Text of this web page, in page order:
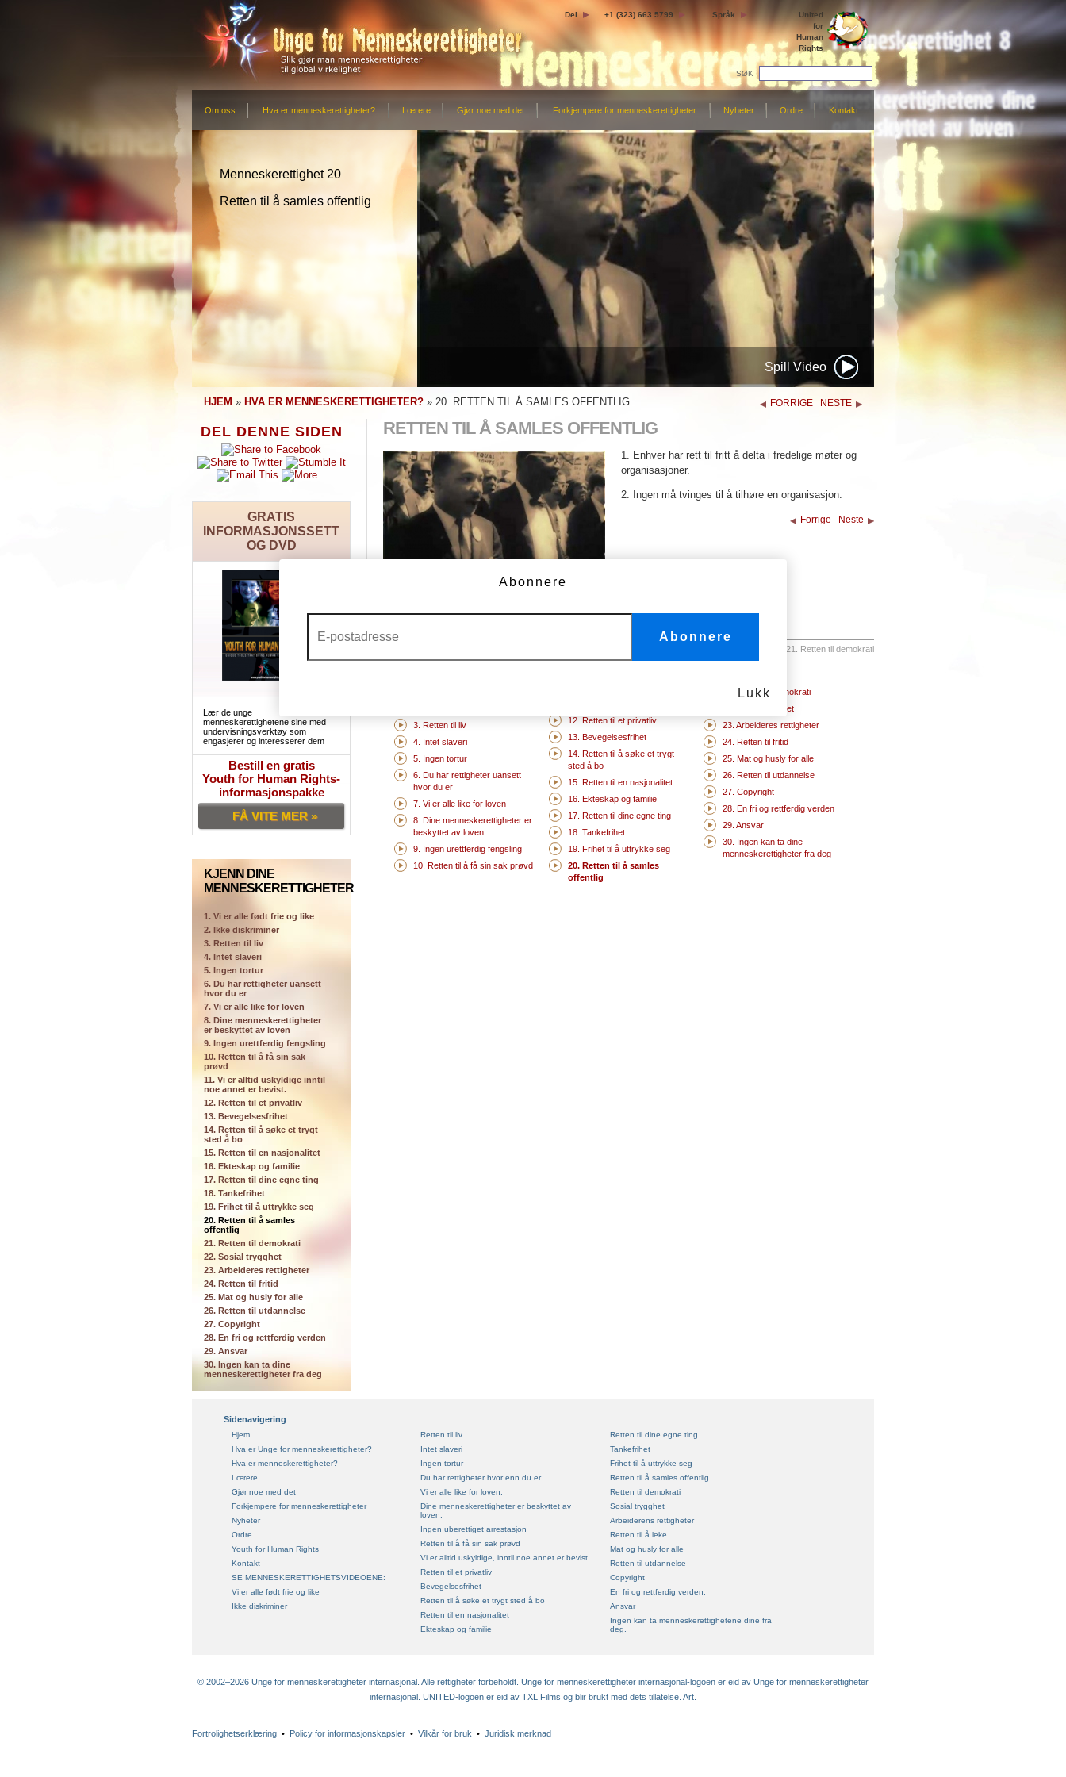
Del +1 (323) 663 5799 Språk
United
for
Human
Rights
SØK
Om oss Hva er menneskerettigheter? Lœrere Gjør noe med det Forkjempere for menneskerettigheter Nyheter Ordre Kontakt
Menneskerettighet 20
Retten til å samles offentlig
Spill Video
HJEM » HVA ER MENNESKERETTIGHETER? » 20. RETTEN TIL Å SAMLES OFFENTLIG FORRIGE NESTE
DEL DENNE SIDEN
GRATIS
INFORMASJONSSETT
OG DVD
Lær de unge
menneskerettighetene sine med
undervisningsverktøy som
engasjerer og interesserer dem
Bestill en gratis
Youth for Human Rights-
informasjonspakke
FÅ VITE MER »
KJENN DINE
MENNESKERETTIGHETER
1. Vi er alle født frie og like
2. Ikke diskriminer
3. Retten til liv
4. Intet slaveri
5. Ingen tortur
6. Du har rettigheter uansett
hvor du er
7. Vi er alle like for loven
8. Dine menneskerettigheter
er beskyttet av loven
9. Ingen urettferdig fengsling
10. Retten til å få sin sak
prøvd
11. Vi er alltid uskyldige inntil
noe annet er bevist.
12. Retten til et privatliv
13. Bevegelsesfrihet
14. Retten til å søke et trygt
sted å bo
15. Retten til en nasjonalitet
16. Ekteskap og familie
17. Retten til dine egne ting
18. Tankefrihet
19. Frihet til å uttrykke seg
20. Retten til å samles
offentlig
21. Retten til demokrati
22. Sosial trygghet
23. Arbeideres rettigheter
24. Retten til fritid
25. Mat og husly for alle
26. Retten til utdannelse
27. Copyright
28. En fri og rettferdig verden
29. Ansvar
30. Ingen kan ta dine
menneskerettigheter fra deg
RETTEN TIL Å SAMLES OFFENTLIG
Retten til å samles offentlig
1. Enhver har rett til fritt å delta i fredelige møter og
organisasjoner.
2. Ingen må tvinges til å tilhøre en organisasjon.
Forrige Neste
21. Retten til demokrati
3. Retten til liv
4. Intet slaveri
5. Ingen tortur
6. Du har rettigheter uansett
hvor du er
7. Vi er alle like for loven
8. Dine menneskerettigheter er
beskyttet av loven
9. Ingen urettferdig fengsling
10. Retten til å få sin sak prøvd
12. Retten til et privatliv
13. Bevegelsesfrihet
14. Retten til å søke et trygt
sted å bo
15. Retten til en nasjonalitet
16. Ekteskap og familie
17. Retten til dine egne ting
18. Tankefrihet
19. Frihet til å uttrykke seg
20. Retten til å samles
offentlig
21. Retten til demokrati
22. Sosial trygghet
23. Arbeideres rettigheter
24. Retten til fritid
25. Mat og husly for alle
26. Retten til utdannelse
27. Copyright
28. En fri og rettferdig verden
29. Ansvar
30. Ingen kan ta dine
menneskerettigheter fra deg
Sidenavigering
Hjem
Hva er Unge for menneskerettigheter?
Hva er menneskerettigheter?
Lœrere
Gjør noe med det
Forkjempere for menneskerettigheter
Nyheter
Ordre
Youth for Human Rights
Kontakt
SE MENNESKERETTIGHETSVIDEOENE:
Vi er alle født frie og like
Ikke diskriminer
Retten til liv
Intet slaveri
Ingen tortur
Du har rettigheter hvor enn du er
Vi er alle like for loven.
Dine menneskerettigheter er beskyttet av
loven.
Ingen uberettiget arrestasjon
Retten til å få sin sak prøvd
Vi er alltid uskyldige, inntil noe annet er bevist
Retten til et privatliv
Bevegelsesfrihet
Retten til å søke et trygt sted å bo
Retten til en nasjonalitet
Ekteskap og familie
Retten til dine egne ting
Tankefrihet
Frihet til å uttrykke seg
Retten til å samles offentlig
Retten til demokrati
Sosial trygghet
Arbeiderens rettigheter
Retten til å leke
Mat og husly for alle
Retten til utdannelse
Copyright
En fri og rettferdig verden.
Ansvar
Ingen kan ta menneskerettighetene dine fra
deg.
© 2002–2026 Unge for menneskerettigheter internasjonal. Alle rettigheter forbeholdt. Unge for menneskerettigheter internasjonal-logoen er eid av Unge for menneskerettigheter
internasjonal. UNITED-logoen er eid av TXL Films og blir brukt med dets tillatelse. Art.
Fortrolighetserklæring • Policy for informasjonskapsler • Vilkår for bruk • Juridisk merknad
Abonnere
Abonnere
Lukk